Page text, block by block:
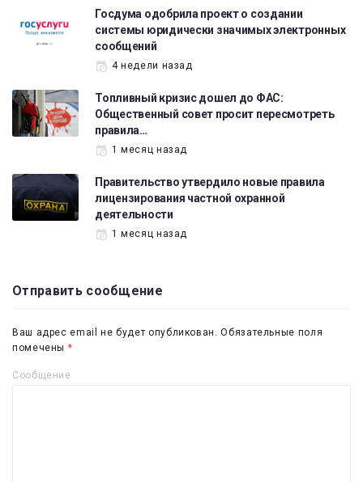
Госдума одобрила проект о создании
системы юридически значимых электронных
сообщений
4 недели назад
Топливный кризис дошел до ФАС:
Общественный совет просит пересмотреть
правила…
1 месяц назад
Правительство утвердило новые правила
лицензирования частной охранной
деятельности
1 месяц назад
Отправить сообщение
Ваш адрес email не будет опубликован. Обязательные поля
помечены *
Сообщение